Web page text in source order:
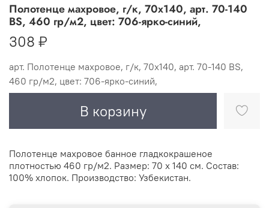
арт. Полотенце махровое, г/к, 70х140, арт. 70-140 BS,
460 гр/м2, цвет: 706-ярко-синий,
Полотенце махровое, г/к, 70х140, арт. 70-140
BS, 460 гр/м2, цвет: 706-ярко-синий,
308 ₽
В корзину
Полотенце махровое банное гладкокрашеное
плотностью 460 гр/м2. Размер: 70 х 140 см. Состав:
100% хлопок. Производство: Узбекистан.